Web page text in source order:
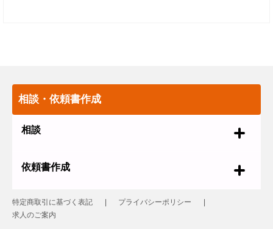
相談・依頼書作成
相談
依頼書作成
特定商取引に基づく表記
プライバシーポリシー
求人のご案内